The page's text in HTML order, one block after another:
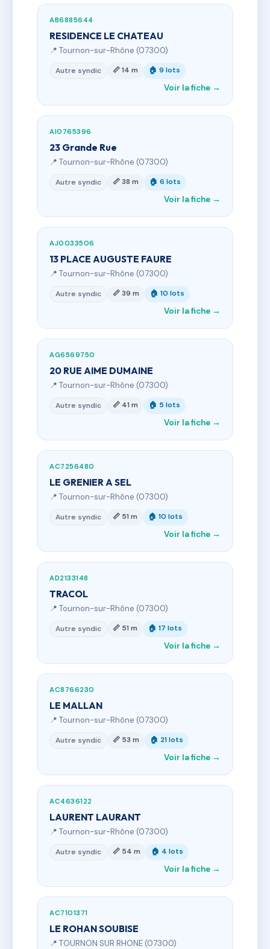
AB6885644
RESIDENCE LE CHATEAU
📍 Tournon-sur-Rhône (07300)
Autre syndic 📏 14 m 🏠 9 lots
Voir la fiche →
AI0765396
23 Grande Rue
📍 Tournon-sur-Rhône (07300)
Autre syndic 📏 38 m 🏠 6 lots
Voir la fiche →
AJ0033506
13 PLACE AUGUSTE FAURE
📍 Tournon-sur-Rhône (07300)
Autre syndic 📏 39 m 🏠 10 lots
Voir la fiche →
AG6569750
20 RUE AIME DUMAINE
📍 Tournon-sur-Rhône (07300)
Autre syndic 📏 41 m 🏠 5 lots
Voir la fiche →
AC7256480
LE GRENIER A SEL
📍 Tournon-sur-Rhône (07300)
Autre syndic 📏 51 m 🏠 10 lots
Voir la fiche →
AD2133148
TRACOL
📍 Tournon-sur-Rhône (07300)
Autre syndic 📏 51 m 🏠 17 lots
Voir la fiche →
AC8766230
LE MALLAN
📍 Tournon-sur-Rhône (07300)
Autre syndic 📏 53 m 🏠 21 lots
Voir la fiche →
AC4636122
LAURENT LAURANT
📍 Tournon-sur-Rhône (07300)
Autre syndic 📏 54 m 🏠 4 lots
Voir la fiche →
AC7101371
LE ROHAN SOUBISE
📍 TOURNON SUR RHONE (07300)